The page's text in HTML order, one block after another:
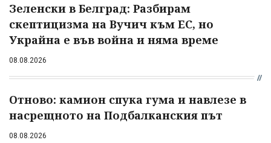
Зеленски в Белград: Разбирам
скептицизма на Вучич към ЕС, но
Украйна е във война и няма време
08.08.2026
Отново: камион спука гума и навлезе в
насрещното на Подбалканския път
08.08.2026